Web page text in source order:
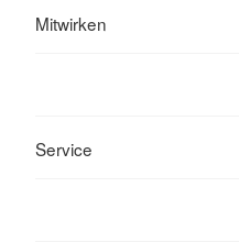
Mitwirken
Service